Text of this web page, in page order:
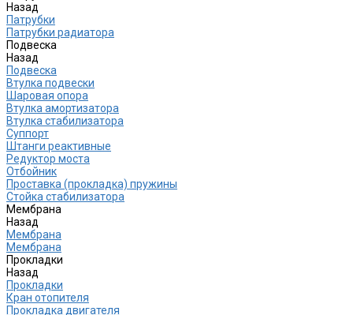
Назад
Патрубки
Патрубки радиатора
Подвеска
Назад
Подвеска
Втулка подвески
Шаровая опора
Втулка амортизатора
Втулка стабилизатора
Cуппорт
Штанги реактивные
Редуктор моста
Отбойник
Проставка (прокладка) пружины
Стойка стабилизатора
Мембрана
Назад
Мембрана
Мембрана
Прокладки
Назад
Прокладки
Кран отопителя
Прокладка двигателя